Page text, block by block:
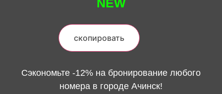
NEW
скопировать
Сэкономьте -12% на бронирование любого
номера в городе Ачинск!